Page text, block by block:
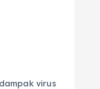
virus